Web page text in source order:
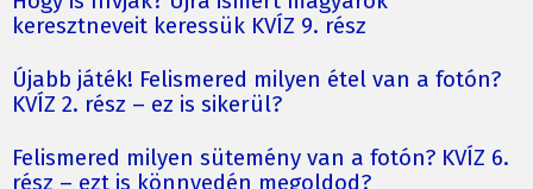
keresztneveit keressük KVÍZ 9. rész
Újabb játék! Felismered milyen étel van a fotón?
KVÍZ 2. rész – ez is sikerül?
Felismered milyen sütemény van a fotón? KVÍZ 6.
rész – ezt is könnyedén megoldod?